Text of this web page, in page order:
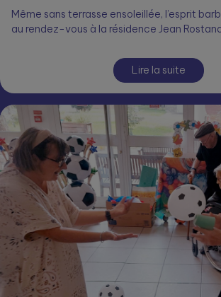
Même sans terrasse ensoleillée, l’esprit
au rendez-vous à la résidence Jean
Lire la suite